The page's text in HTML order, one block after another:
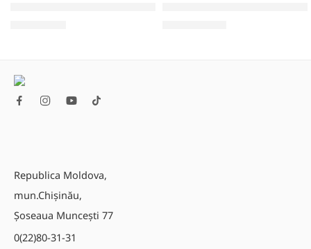
Republica Moldova,
mun.Chișinău,
Șoseaua Muncești 77
0(22)80-31-31